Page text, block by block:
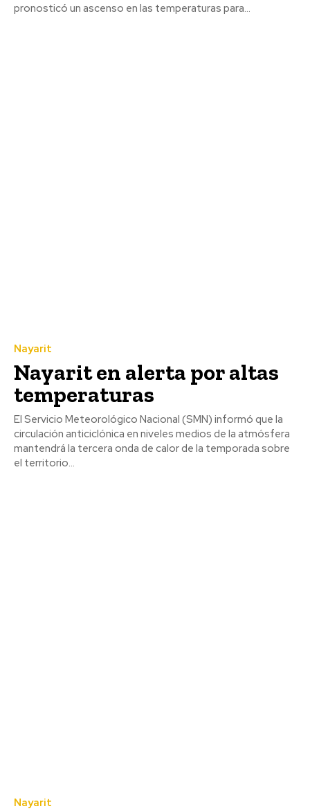
pronosticó un ascenso en las temperaturas para...
Nayarit
Nayarit en alerta por altas
temperaturas
El Servicio Meteorológico Nacional (SMN) informó que la
circulación anticiclónica en niveles medios de la atmósfera
mantendrá la tercera onda de calor de la temporada sobre
el territorio...
Nayarit